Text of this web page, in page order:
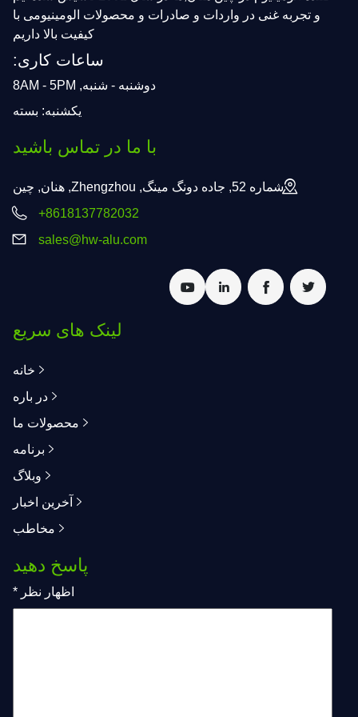
و تجربه غنی در واردات و صادرات و محصولات الومینیومی با
کیفیت بالا داریم
ساعات کاری:
دوشنبه - شنبه, 8AM - 5PM
یکشنبه: بسته
با ما در تماس باشید
شماره 52, جاده دونگ مینگ, Zhengzhou, هنان, چین
+8618137782032
sales@hw-alu.com
لینک های سریع
خانه
در باره
محصولات ما
برنامه
وبلاگ
آخرین اخبار
مخاطب
پاسخ دهید
اظهار نظر *